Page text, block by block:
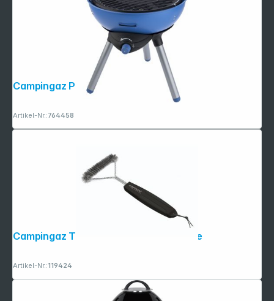
Campingaz Party Grill 200 CV
Artikel-Nr.:764458
Campingaz Triangel Reinigungs- bürste
Artikel-Nr.:119424